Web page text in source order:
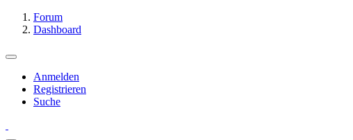
Forum
Dashboard
Anmelden
Registrieren
Suche